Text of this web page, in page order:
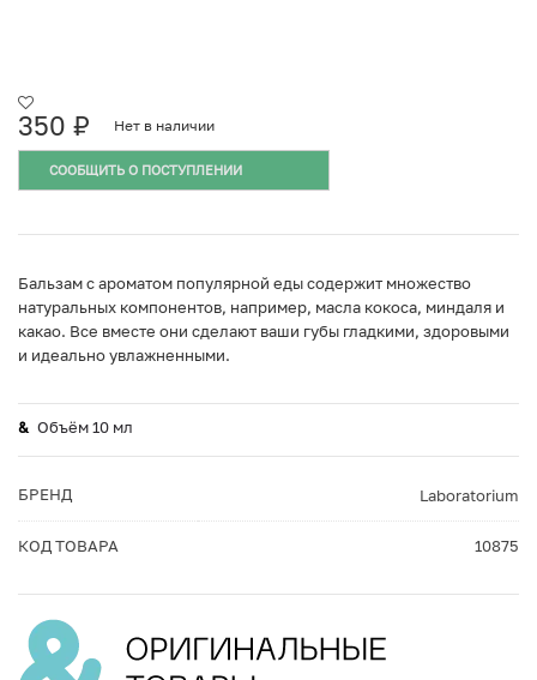
350 ₽ Нет в наличии
СООБЩИТЬ О ПОСТУПЛЕНИИ
Бальзам с ароматом популярной еды содержит множество
натуральных компонентов, например, масла кокоса, миндаля и
какао. Все вместе они сделают ваши губы гладкими, здоровыми
и идеально увлажненными.
Объём 10 мл
БРЕНД Laboratorium
КОД ТОВАРА 10875